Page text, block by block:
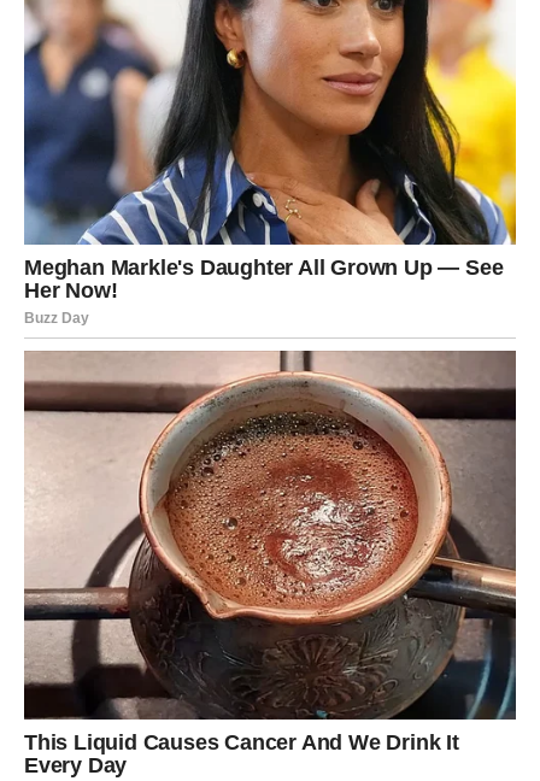
Neko će dobiti iskreno izvinjenje.
Neko će shvatiti da je vreme da zatvori vrata prošlosti i
pruži šansu novoj ljubavi.
Ovo je period kada se vraća vera u sreću.
Važno je da ne odbijate prilike samo zato što dolaze
neočekivano.
DEVICA – POČINJE VAŠ PERIOD
NAPRETKA
Device će konačno osetiti da se trud isplatio.
Mnogo toga što ste radili prethodnih meseci nije davalo
rezultate, ali univerzum nije zaboravio nijedan vaš korak.
Sedmi jul donosi nagli preokret.
Poslovni uspeh dolazi kroz jednu važnu vest ili razgovor.
Finansijska situacija postaje stabilnija nego ranije.